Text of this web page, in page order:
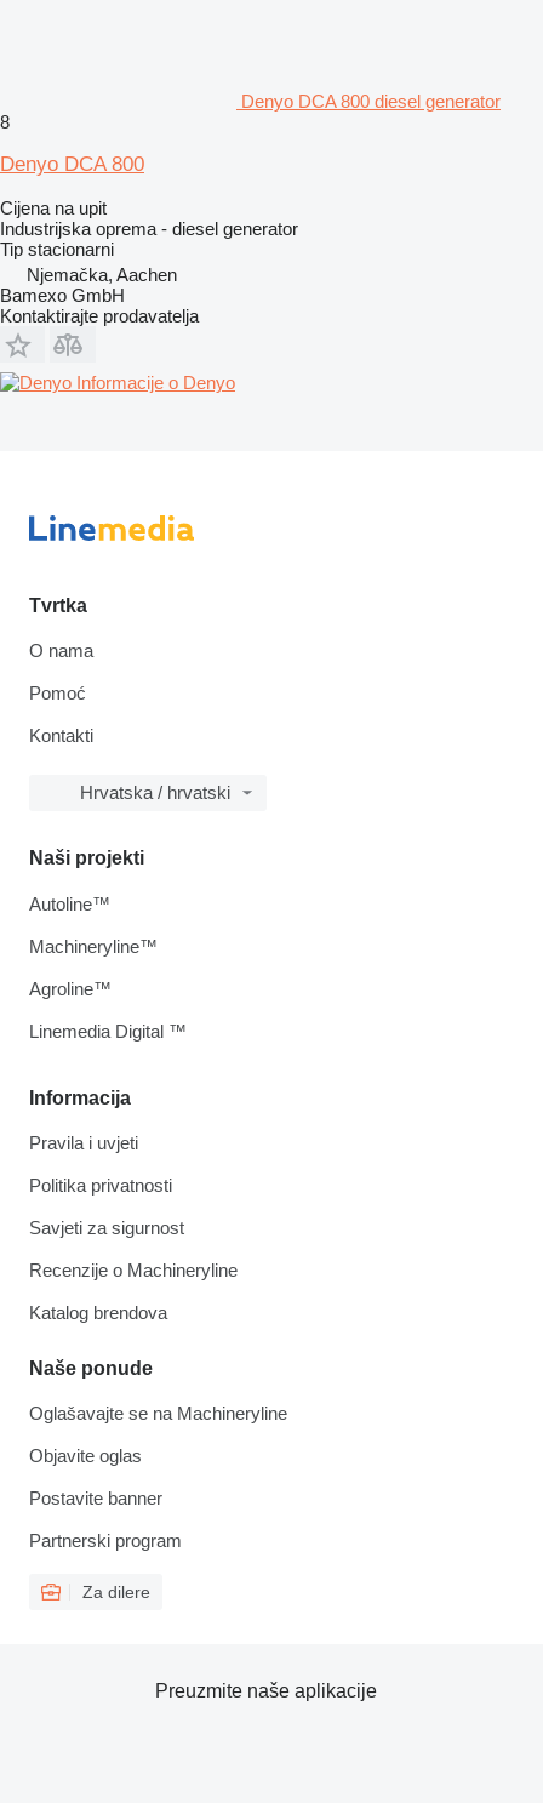
Denyo DCA 800 diesel generator
8
Denyo DCA 800
Cijena na upit
Industrijska oprema - diesel generator
Tip stacionarni
Njemačka, Aachen
Bamexo GmbH
Kontaktirajte prodavatelja
Informacije o Denyo
Tvrtka
O nama
Pomoć
Kontakti
Hrvatska / hrvatski
Informacija
Pravila i uvjeti
Politika privatnosti
Savjeti za sigurnost
Recenzije o Machineryline
Katalog brendova
Naše ponude
Oglašavajte se na Machineryline
Objavite oglas
Postavite banner
Partnerski program
Za dilere
Naši projekti
Autoline™
Machineryline™
Agroline™
Linemedia Digital ™
Preuzmite naše aplikacije